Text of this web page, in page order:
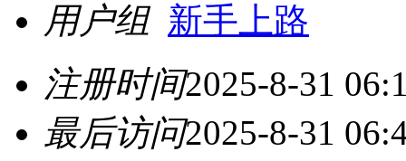
用户组 新手上路
注册时间2025-8-31
最后访问2025-8-31